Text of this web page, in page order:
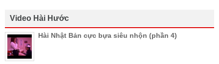
Video Hài Hước
Hài Nhật Bản cực bựa siêu nhộn (phần 4)